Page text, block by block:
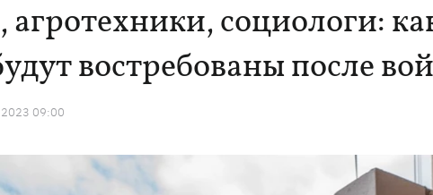
социологи:
востребованы после
09:00